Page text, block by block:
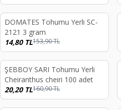
%90
DOMATES Tohumu Yerli SC-
2121 3 gram
14,80TL153,90TL
%87
ŞEBBOY SARI Tohumu Yerli
Cheiranthus cheiri 100 adet
20,20TL160,90TL